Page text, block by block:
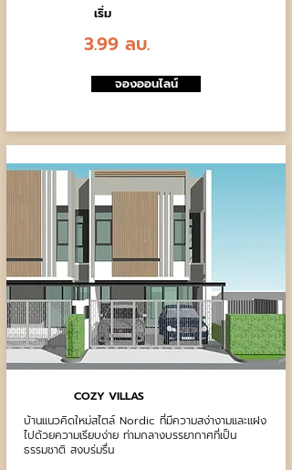
เริ่ม
3.99 ลบ.
จองออนไลน์
COZY VILLAS
บ้านแนวคิดใหม่สไตล์ Nordic ที่มีความสง่างามและแฝง
ไปด้วยความเรียบง่าย ท่ามกลางบรรยากาศที่เป็น
ธรรมชาติ สงบร่มรื่น